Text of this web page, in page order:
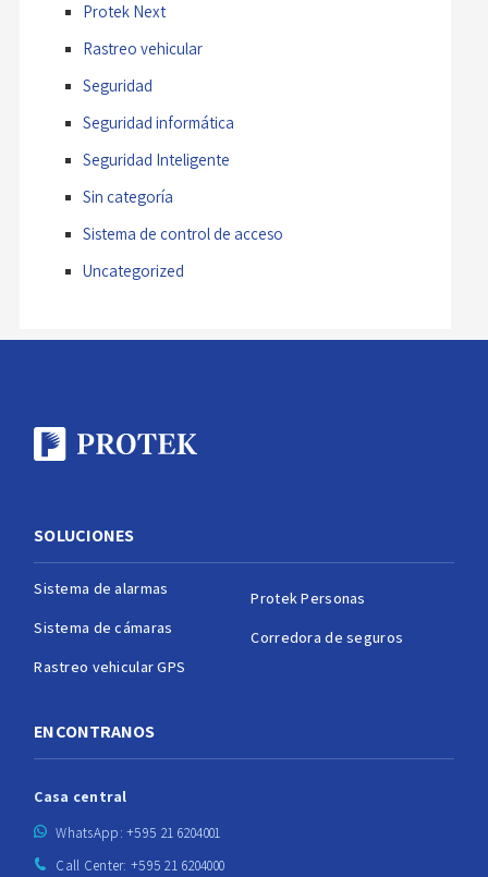
Protek Next
Rastreo vehicular
Seguridad
Seguridad informática
Seguridad Inteligente
Sin categoría
Sistema de control de acceso
Uncategorized
SOLUCIONES
Sistema de alarmas
Sistema de cámaras
Rastreo vehicular GPS
Protek Personas
Corredora de seguros
ENCONTRANOS
Casa central
WhatsApp: +595 21 6204001
Call Center: +595 21 6204000